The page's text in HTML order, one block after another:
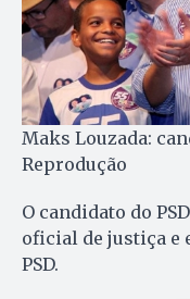
Maks Louzada:
Reprodução
O candidato do
oficial de justiça e
PSD.